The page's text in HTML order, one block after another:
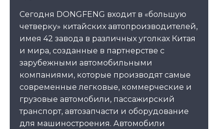
Сегодня DONGFENG входит в «большую
четверку» китайских автопроизводителей,
имея 42 завода в различных уголках Китая
и мира, созданные в партнерстве с
зарубежными автомобильными
компаниями, которые производят самые
современные легковые, коммерческие и
грузовые автомобили, пассажирский
транспорт, автозапчасти и оборудование
для машиностроения. Автомобили